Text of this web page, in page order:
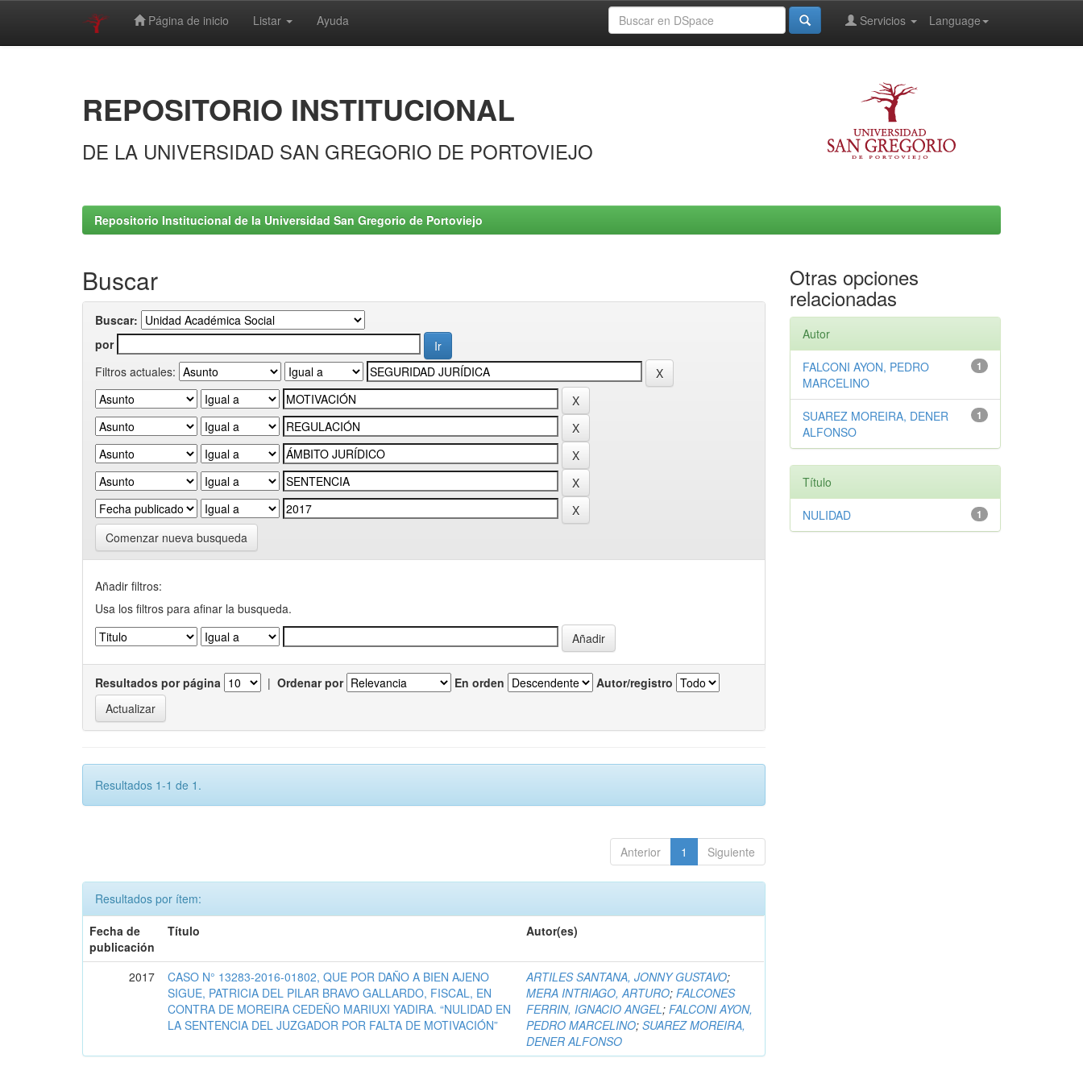
Página de inicio Listar Ayuda Language
Servicios
REPOSITORIO INSTITUCIONAL
DE LA UNIVERSIDAD SAN GREGORIO DE PORTOVIEJO
Repositorio Institucional de la Universidad San Gregorio de Portoviejo
Buscar
Buscar:
por
Filtros actuales:
Comenzar nueva busqueda
Añadir filtros:
Usa los filtros para afinar la busqueda.
Resultados por página | Ordenar por En orden Autor/registro
Resultados 1-1 de 1.
Anterior 1 Siguiente
Resultados por ítem:
Fecha de
publicación
Título Autor(es)
2017
CASO N° 13283-2016-01802, QUE POR DAÑO A BIEN AJENO
SIGUE, PATRICIA DEL PILAR BRAVO GALLARDO, FISCAL, EN
CONTRA DE MOREIRA CEDEÑO MARIUXI YADIRA. “NULIDAD EN
LA SENTENCIA DEL JUZGADOR POR FALTA DE MOTIVACIÓN”
ARTILES SANTANA, JONNY GUSTAVO;
MERA INTRIAGO, ARTURO;FALCONES
FERRIN, IGNACIO ANGEL;FALCONI AYON,
PEDRO MARCELINO;SUAREZ MOREIRA,
DENER ALFONSO
Otras opciones
relacionadas
Autor
1
FALCONI AYON, PEDRO
MARCELINO
1
SUAREZ MOREIRA, DENER
ALFONSO
Título
1
NULIDAD